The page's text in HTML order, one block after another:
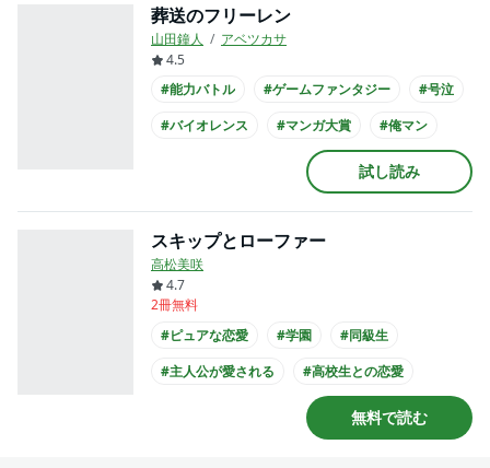
#幕末が舞台
葬送のフリーレン
山田鐘人
アベツカサ
4.5
#能力バトル
#ゲームファンタジー
#号泣
#バイオレンス
#マンガ大賞
#俺マン
試し読み
スキップとローファー
高松美咲
4.7
2冊無料
#ピュアな恋愛
#学園
#同級生
#主人公が愛される
#高校生との恋愛
#マンガ大賞
#俺マン
無料で読む